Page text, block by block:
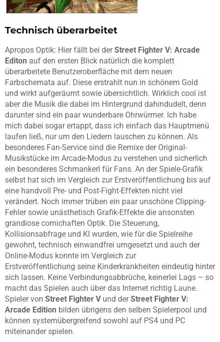
Technisch überarbeitet
Apropos Optik: Hier fällt bei derStreet Fighter V: Arcade
Editon auf den ersten Blick natürlich die komplett
überarbeitete Benutzeroberfläche mit dem neuen
Farbschemata auf. Diese erstrahlt nun in schönem Gold
und wirkt aufgeräumt sowie übersichtlich. Wirklich cool ist
aber die Musik die dabei im Hintergrund dahindudelt, denn
darunter sind ein paar wunderbare Ohrwürmer. Ich habe
mich dabei sogar ertappt, dass ich einfach das Hauptmenü
laufen ließ, nur um den Liedern lauschen zu können. Als
besonderes Fan-Service sind die Remixe der Original-
Musikstücke im Arcade-Modus zu verstehen und sicherlich
ein besonderes Schmankerl für Fans. An der Spiele-Grafik
selbst hat sich im Vergleich zur Erstveröffentlichung bis auf
eine handvoll Pre- und Post-Fight-Effekten nicht viel
verändert. Noch immer trüben ein paar unschöne Clipping-
Fehler sowie unästhetisch Grafik-Effekte die ansonsten
grandiose comichaften Optik. Die Steuerung,
Kollisionsabfrage und KI wurden, wie für die Spielreihe
gewohnt, technisch einwandfrei umgesetzt und auch der
Online-Modus konnte im Vergleich zur
Erstveröffentlichung seine Kinderkrankheiten eindeutig hinter
sich lassen. Keine Verbindungsabbrüche, keinerlei Lags – so
macht das Spielen auch über das Internet richtig Laune.
Spieler von Street Fighter V und derStreet Fighter V:
Arcade Edition bilden übrigens den selben Spielerpool und
können systemübergreifend sowohl auf PS4 und PC
miteinander spielen.